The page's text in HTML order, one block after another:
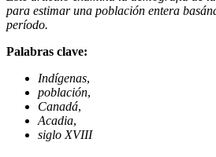
para estimar una población entera
período.
Palabras clave:
Indígenas,
población,
Canadá,
Acadia,
siglo XVIII